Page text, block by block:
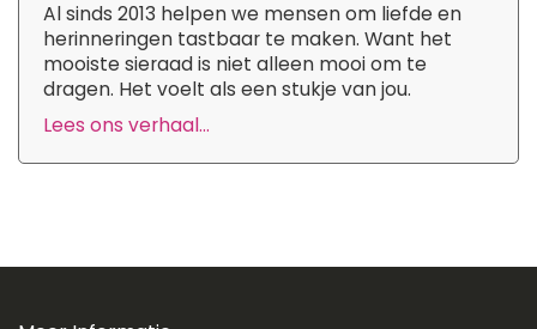
Al sinds 2013 helpen we mensen om liefde en
herinneringen tastbaar te maken. Want het
mooiste sieraad is niet alleen mooi om te
dragen. Het voelt als een stukje van jou.
Lees ons verhaal...